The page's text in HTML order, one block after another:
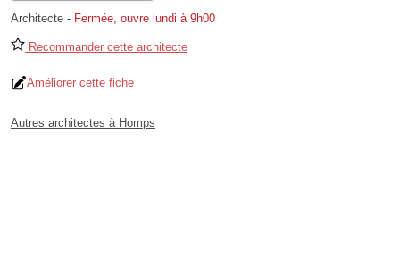
Architecte - Fermée, ouvre lundi à 9h00
Recommander cette architecte
Améliorer cette fiche
Autres architectes à Homps